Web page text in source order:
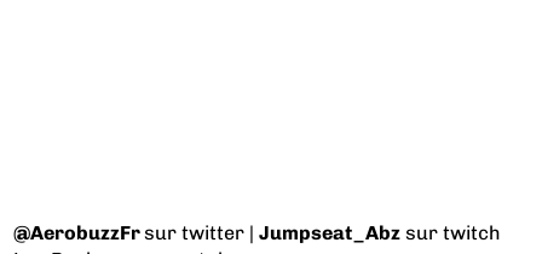
@AerobuzzFrsur twitter |Jumpseat_Abz sur twitch